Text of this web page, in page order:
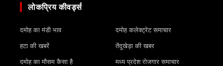
लोकप्रिय कीवर्ड्स
दमोह का मंडी भाव
हटा की खबरें
दमोह का मौसम कैसा है
दमोह कलेक्ट्रेट समाचार
तेंदूखेड़ा की खबर
मध्य प्रदेश रोजगार समाचार